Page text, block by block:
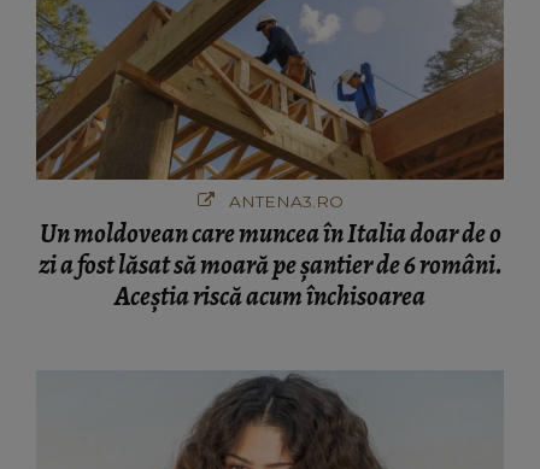
ANTENA3.RO
Un moldovean care muncea în Italia doar de o
zi a fost lăsat să moară pe şantier de 6 români.
Aceștia riscă acum închisoarea